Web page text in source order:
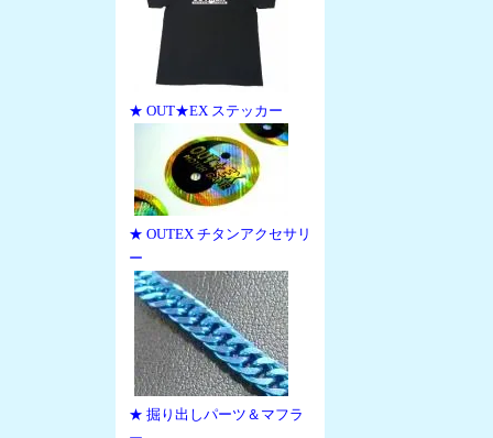
★ OUT★EX ステッカー
★ OUTEX チタンアクセサリ
ー
★ 掘り出しパーツ＆マフラ